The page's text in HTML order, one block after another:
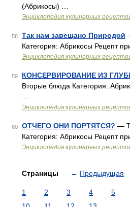
(Абрикосы) …
Энциклопедия кулинарных
58 Так нам завещано Природой
Категория: Абрикосы Рецепт
Энциклопедия кулинарных
59 КОНСЕРВИРОВАНИЕ ИЗ
Вторые блюда Категория:
Энциклопедия кулинарных
60 ОТЧЕГО ОНИ ПОРТЯТСЯ? —
Категория: Абрикосы Рецепт
Энциклопедия кулинарных
Страницы ← Предыдущая
1 2 3 4 5